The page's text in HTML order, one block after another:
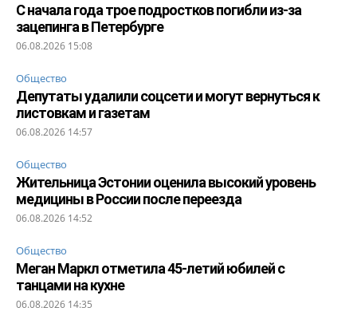
С начала года трое подростков погибли из-за
зацепинга в Петербурге
06.08.2026 15:08
Общество
Депутаты удалили соцсети и могут вернуться к
листовкам и газетам
06.08.2026 14:57
Общество
Жительница Эстонии оценила высокий уровень
медицины в России после переезда
06.08.2026 14:52
Общество
Меган Маркл отметила 45-летий юбилей с
танцами на кухне
06.08.2026 14:35